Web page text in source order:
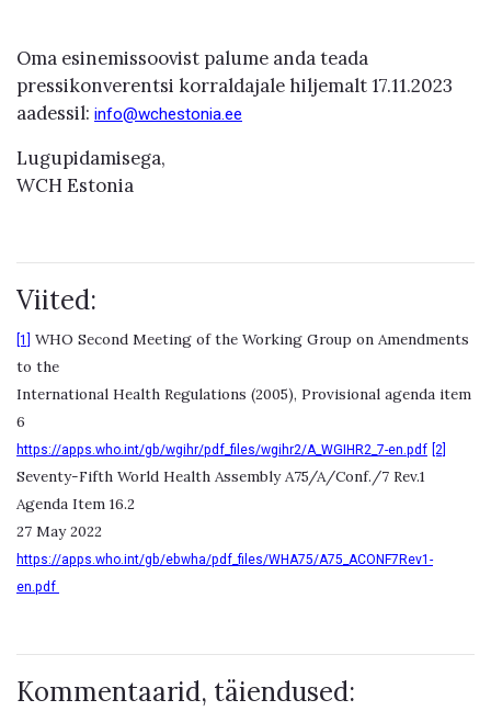
Oma esinemissoovist palume anda teada
pressikonverentsi korraldajale hiljemalt 17.11.2023
aadessil: info@wchestonia.ee
Lugupidamisega,
WCH Estonia
Viited:
[1]
WHO Second Meeting of the Working Group on Amendments
to the
International Health Regulations (2005), Provisional agenda item
6
https://apps.who.int/gb/wgihr/pdf_files/wgihr2/A_WGIHR2_7-en.pdf [2]
Seventy-Fifth World Health Assembly A75/A/Conf./7 Rev.1
Agenda Item 16.2
27 May 2022
https://apps.who.int/gb/ebwha/pdf_files/WHA75/A75_ACONF7Rev1-
en.pdf
Kommentaarid, täiendused: